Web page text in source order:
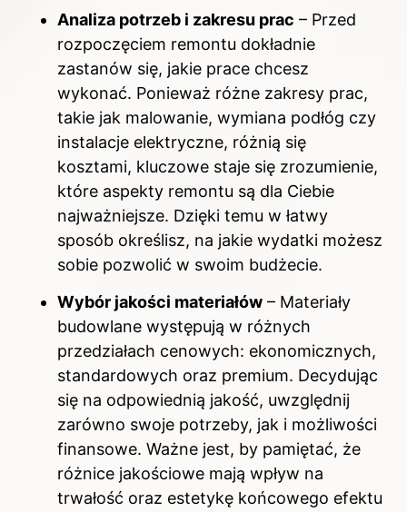
Analiza potrzeb i zakresu prac – Przed
rozpoczęciem remontu dokładnie
zastanów się, jakie prace chcesz
wykonać. Ponieważ różne zakresy prac,
takie jak malowanie, wymiana podłóg czy
instalacje elektryczne, różnią się
kosztami, kluczowe staje się zrozumienie,
które aspekty remontu są dla Ciebie
najważniejsze. Dzięki temu w łatwy
sposób określisz, na jakie wydatki możesz
sobie pozwolić w swoim budżecie.
Wybór jakości materiałów – Materiały
budowlane występują w różnych
przedziałach cenowych: ekonomicznych,
standardowych oraz premium. Decydując
się na odpowiednią jakość, uwzględnij
zarówno swoje potrzeby, jak i możliwości
finansowe. Ważne jest, by pamiętać, że
różnice jakościowe mają wpływ na
trwałość oraz estetykę końcowego efektu